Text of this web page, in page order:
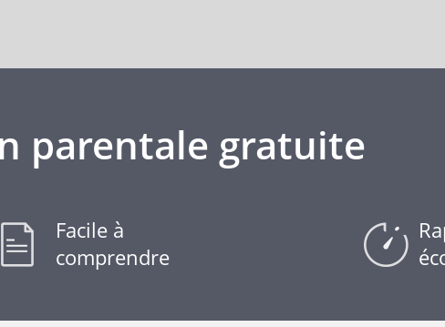
parentale gratuite
Facile à
comprendre